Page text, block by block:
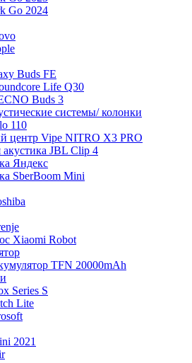
Go 2024
Buds FE
Life Q30
Buds 3
системы/ колонки
110
центр Vipe NITRO X3 PRO
JBL Clip 4
Яндекс
SberBoom Mini
Xiaomi Robot
TFN 20000mAh
Series S
Lite
2021